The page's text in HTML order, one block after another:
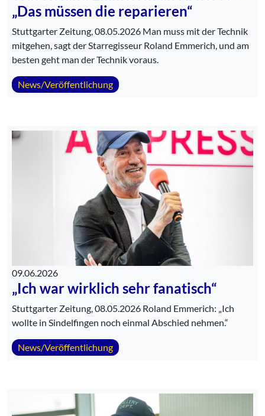
„Das müssen die reparieren“
Stuttgarter Zeitung, 08.05.2026 Man muss mit der Technik
mitgehen, sagt der Starregisseur Roland Emmerich, und am
besten geht man der Technik voraus.
News/Veröffentlichung
09.06.2026
„Ich war wirklich sehr fanatisch“
Stuttgarter Zeitung, 08.05.2026 Roland Emmerich: „Ich
wollte in Sindelfingen noch einmal Abschied nehmen.“
News/Veröffentlichung